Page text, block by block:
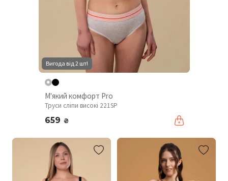
Вигода від 2 шт!
М'який комфорт Pro
Труси сліпи високі 221SP
659 ₴